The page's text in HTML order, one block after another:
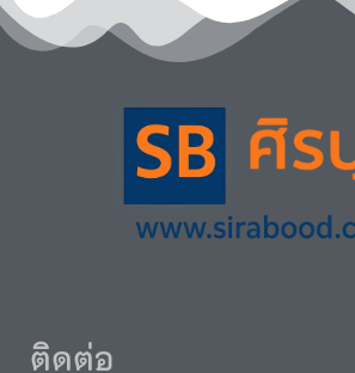
ติดต่อ